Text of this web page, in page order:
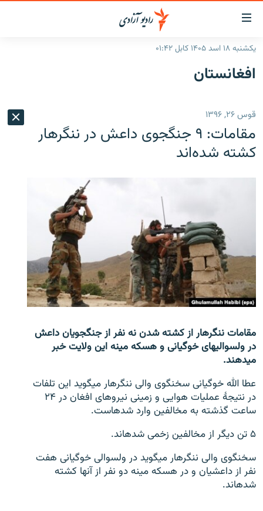
لینک‌های
قابل
دسترسی
بازگشت
بازگشت
منوی
اصلی
صفحه نخست
گزارش‌ها
منطقه
شرق میانه
افغانستان
جهان
جدول نشرات
مصاحبه‌ها
بحران مهاجرت
'کووید-۱۹'
صفحه پشتو
Azadi English
به ما بپیوندید
همۀ سایت‌های رادیو آزادی/ رادیو اروپای آزاد
یکشنبه ۱۸ اسد ۱۴۰۵ کابل ۰۱:۴۲
افغانستان
قوس ۲۶, ۱۳۹۶
مقامات: ۹ جنگجوی داعش در ننگرهار
کشته شده‌اند
مقامات ننگرهار از کشته شدن نه نفر از جنگجویان داعش
در ولسوالی‎های خوگیانی و هسکه مینه این ولایت خبر
می‎دهند.
عطا الله خوگیانی سخنگوی والی ننگرهار می‎گوید این تلفات
در نتیجۀ عملیات هوایی و زمینی نیروهای افغان در ۲۴
ساعت گذشته به مخالفین وارد شده‎است.
۵ تن دیگر از مخالفین زخمی شده‎اند.
سخنگوی والی ننگرهار می‎گوید در ولسوالی خوگیانی هفت
نفر از داعشیان و در هسکه مینه دو نفر از آن‎ها کشته
شده‎اند.